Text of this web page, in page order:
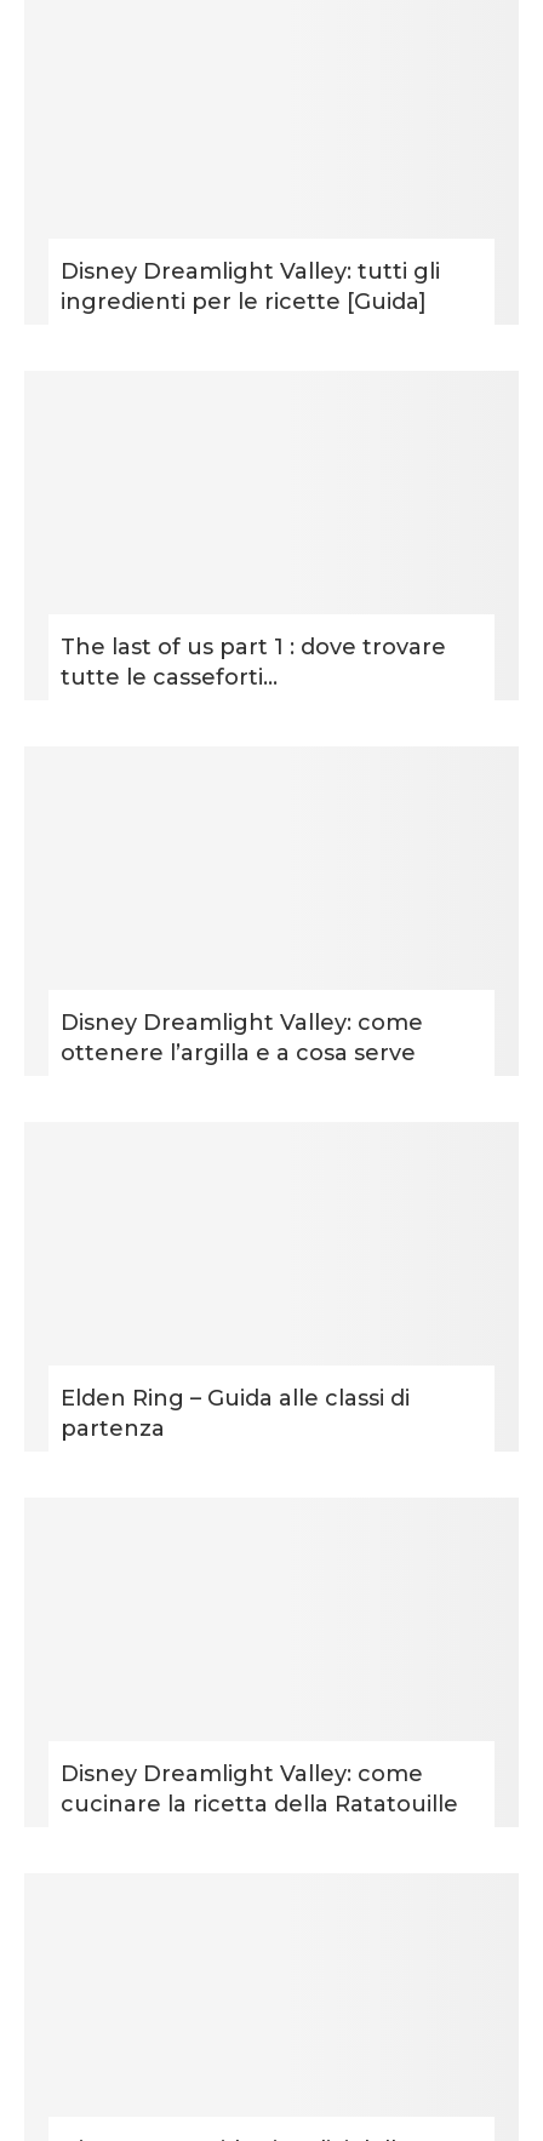
Disney Dreamlight Valley: tutti gli
ingredienti per le ricette [Guida]
The last of us part 1 : dove trovare
tutte le casseforti...
Disney Dreamlight Valley: come
ottenere l’argilla e a cosa serve
Elden Ring – Guida alle classi di
partenza
Disney Dreamlight Valley: come
cucinare la ricetta della Ratatouille